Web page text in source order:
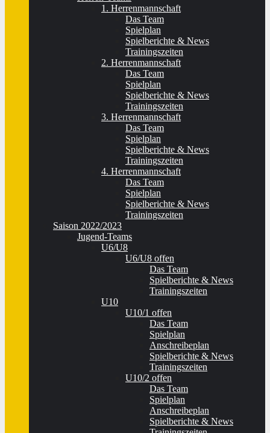
1. Herrenmannschaft
Das Team
Spielplan
Spielberichte & News
Trainingszeiten
2. Herrenmannschaft
Das Team
Spielplan
Spielberichte & News
Trainingszeiten
3. Herrenmannschaft
Das Team
Spielplan
Spielberichte & News
Trainingszeiten
4. Herrenmannschaft
Das Team
Spielplan
Spielberichte & News
Trainingszeiten
Saison 2022/2023
Jugend-Teams
U6/U8
U6/U8 offen
Das Team
Spielberichte & News
Trainingszeiten
U10
U10/1 offen
Das Team
Spielplan
Anschreibeplan
Spielberichte & News
Trainingszeiten
U10/2 offen
Das Team
Spielplan
Anschreibeplan
Spielberichte & News